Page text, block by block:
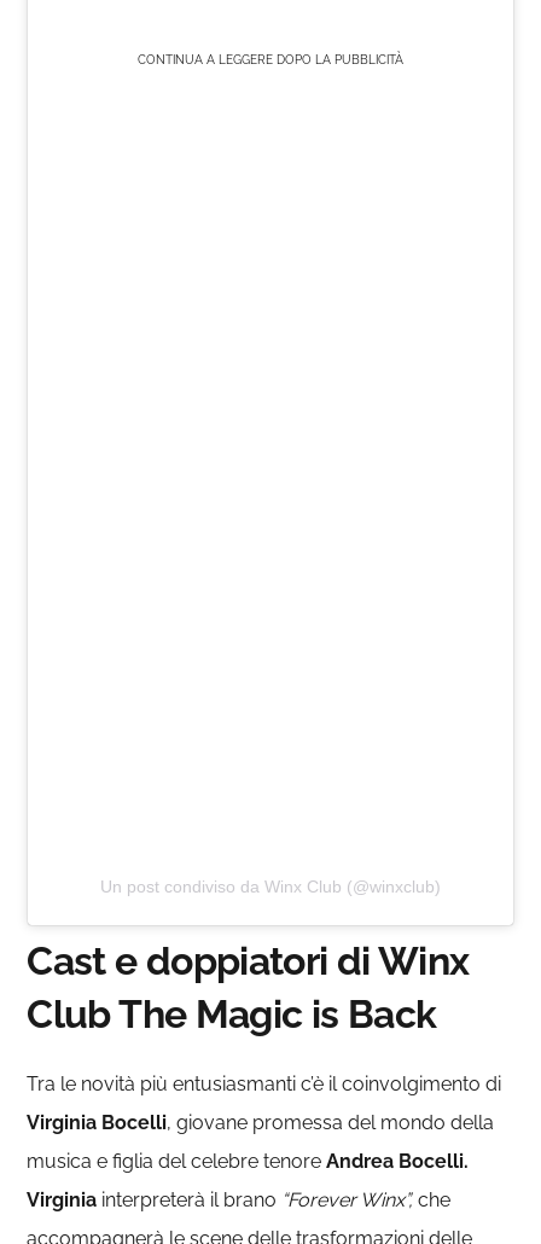
CONTINUA A LEGGERE DOPO LA PUBBLICITÀ
Un post condiviso da Winx Club (@winxclub)
Cast e doppiatori di Winx
Club The Magic is Back
Tra le novità più entusiasmanti c’è il coinvolgimento di
Virginia Bocelli, giovane promessa del mondo della
musica e figlia del celebre tenoreAndrea Bocelli.
Virginia interpreterà il brano “Forever Winx”, che
accompagnerà le scene delle trasformazioni delle